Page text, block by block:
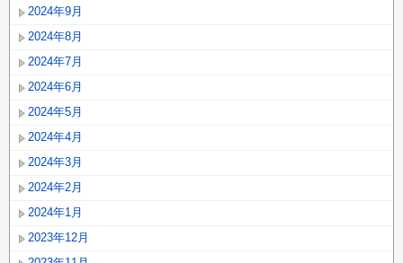
2024年9月
2024年8月
2024年7月
2024年6月
2024年5月
2024年4月
2024年3月
2024年2月
2024年1月
2023年12月